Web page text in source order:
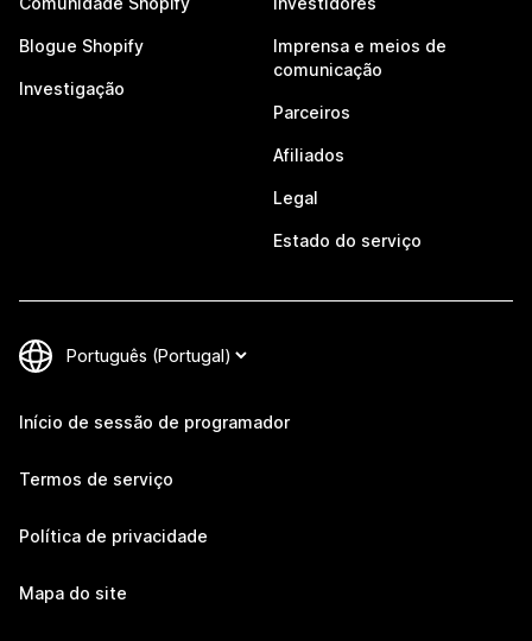
Blogue Shopify
Investigação
Imprensa e meios de
comunicação
Parceiros
Afiliados
Legal
Estado do serviço
Início de sessão de programador
Termos de serviço
Política de privacidade
Mapa do site